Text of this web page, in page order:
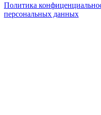
Политика
персональных данных